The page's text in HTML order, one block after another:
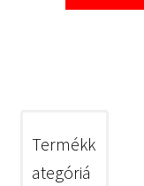
Termékk
ategóriá